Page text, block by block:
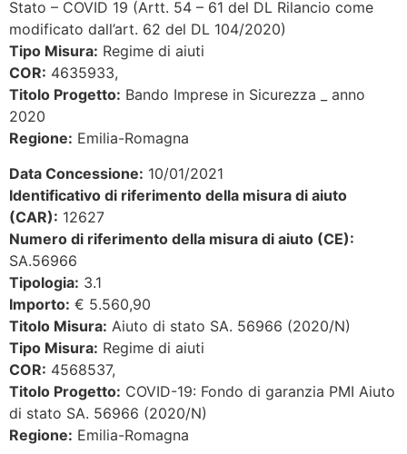
Stato – COVID 19 (Artt. 54 – 61 del DL Rilancio come
modificato dall’art. 62 del DL 104/2020)
Tipo Misura: Regime di aiuti
COR: 4635933,
Titolo Progetto: Bando Imprese in Sicurezza _ anno
2020
Regione: Emilia-Romagna
Data Concessione: 10/01/2021
Identificativo di riferimento della misura di aiuto
(CAR): 12627
Numero di riferimento della misura di aiuto (CE):
SA.56966
Tipologia: 3.1
Importo: € 5.560,90
Titolo Misura: Aiuto di stato SA. 56966 (2020/N)
Tipo Misura: Regime di aiuti
COR: 4568537,
Titolo Progetto: COVID-19: Fondo di garanzia PMI Aiuto
di stato SA. 56966 (2020/N)
Regione: Emilia-Romagna